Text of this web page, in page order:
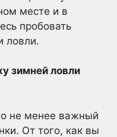
месте и в
пробовать
ловли.
зимней ловли
не менее важный
От того, как вы